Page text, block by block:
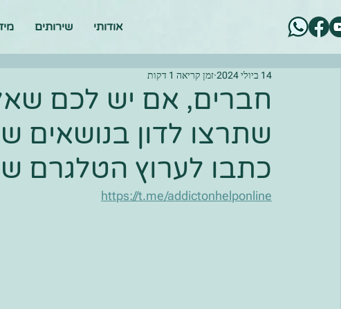
אודותי שירותים
חברים, אם יש לכם
שתרצו לדון בנושאים
כתבו לערוץ הטלגרם
14 ביולי 2024 זמן קריאה 1 דקות
https://t.me/addictonhelponline